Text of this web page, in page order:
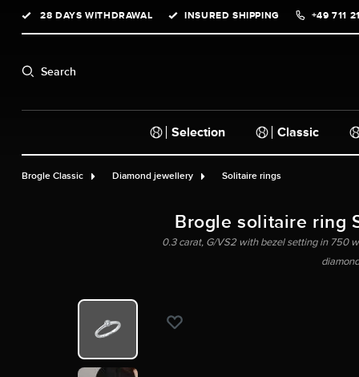
Skip to main navigation
28 DAYS WITHDRAWAL INSURED SHIPPING +49 711
Search
Selection Classic
Brogle Classic Diamond jewellery Solitaire rings
Brogle solitaire ring
0.3 carat, G/VS2 with bezel setting in 750